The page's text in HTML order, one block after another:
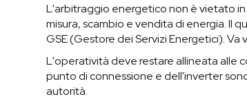
L'arbitraggio energetico non è vietato in
misura, scambio e vendita di energia. Il
GSE (Gestore dei Servizi Energetici).
L'operatività deve restare allineata alle
punto di connessione e dell'inverter
autorità.